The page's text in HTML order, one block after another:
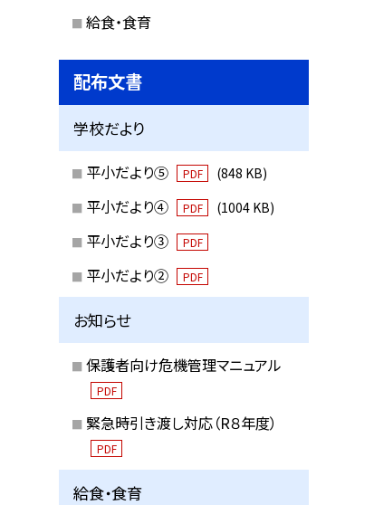
給食・食育
配布文書
学校だより
平小だより⑤ PDF (848 KB)
平小だより④ PDF (1004 KB)
平小だより③ PDF
平小だより② PDF
お知らせ
保護者向け危機管理マニュアル
PDF
緊急時引き渡し対応（R８年度）
PDF
給食・食育